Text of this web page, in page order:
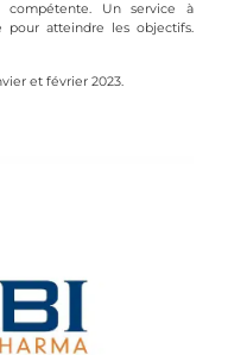
compétente. Un service à
pour atteindre les objectifs.
et février 2023.